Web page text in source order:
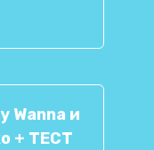
Wanna и
+ ТЕСТ